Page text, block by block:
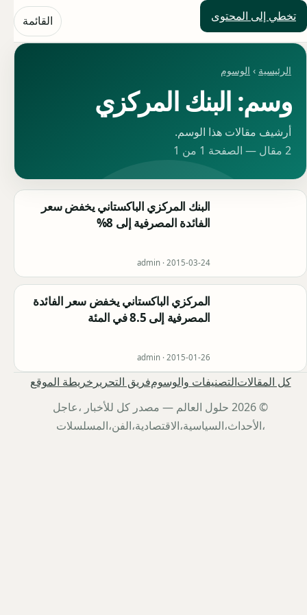
تخطي إلى المحتوى
حلول العالم القائمة
الرئيسية › الوسوم
وسم: البنك المركزي
أرشيف مقالات هذا الوسم.
2 مقال — الصفحة 1 من 1
البنك المركزي الباكستاني يخفض سعر
الفائدة المصرفية إلى 8%
admin · 2015-03-24
المركزي الباكستاني يخفض سعر الفائدة
المصرفية إلى 8.5 في المئة
admin · 2015-01-26
كل المقالاتالتصنيفات والوسومفريق التحرير خريطة الموقع
© 2026 حلول العالم — مصدر كل للأخبار ،عاجل
،الأحداث،السياسية،الاقتصادية،الفن،المسلسلات